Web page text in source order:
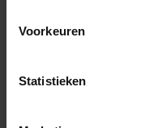
Voorkeuren
Statistieken